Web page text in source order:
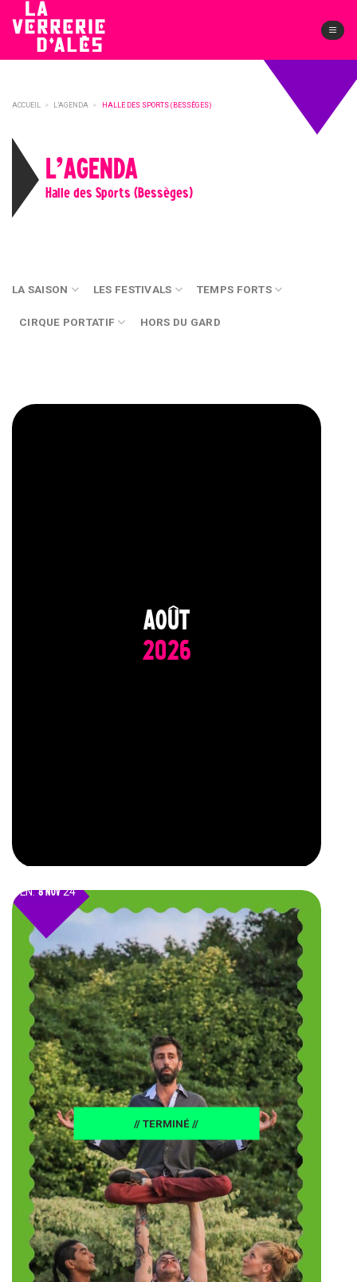
content
ACCUEIL > L’AGENDA > HALLE DES SPORTS (BESSÈGES)
L’AGENDA
Halle des Sports (Bessèges)
LA SAISON LES FESTIVALS TEMPS FORTS
CIRQUE PORTATIF HORS DU GARD
AOÛT
2026
VEN.8 NOV24
// TERMINÉ //